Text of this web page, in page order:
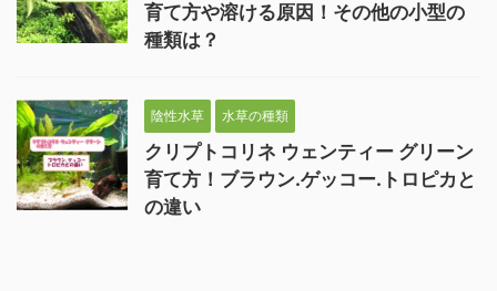
育て方や溶ける原因！その他の小型の
種類は？
陰性水草 水草の種類
クリプトコリネ ウェンティー グリーン
育て方！ブラウン.ゲッコー.トロピカと
の違い